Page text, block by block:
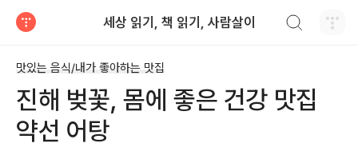
세상 읽기, 책 읽기, 사람살이
맛있는 음식/내가 좋아하는 맛집
진해 벚꽃, 몸에 좋은 건강 맛집
약선 어탕